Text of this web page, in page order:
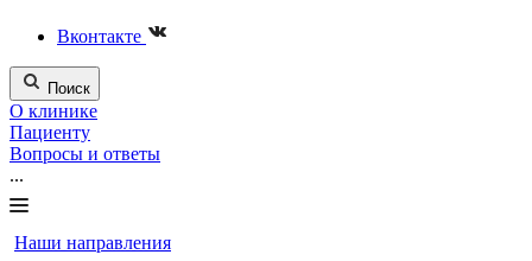
Вконтакте
Поиск
О клинике
Пациенту
Вопросы и ответы
...
Наши направления